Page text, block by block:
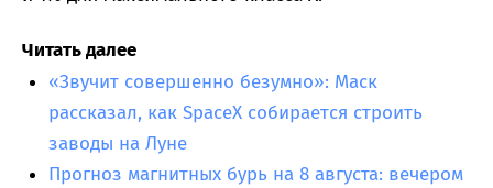
Читать далее
«Звучит совершенно безумно»: Маск
рассказал, как SpaceX собирается строить
заводы на Луне
Прогноз магнитных бурь на 8 августа: вечером